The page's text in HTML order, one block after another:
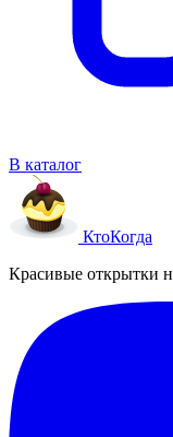
В каталог
КтоКогда
Красивые открытки